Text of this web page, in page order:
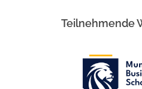
Teilnehmende